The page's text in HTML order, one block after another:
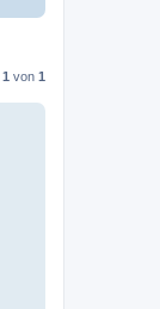
1 von 1